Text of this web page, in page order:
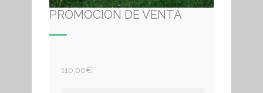
PROMOCION DE VENTA
110,00€